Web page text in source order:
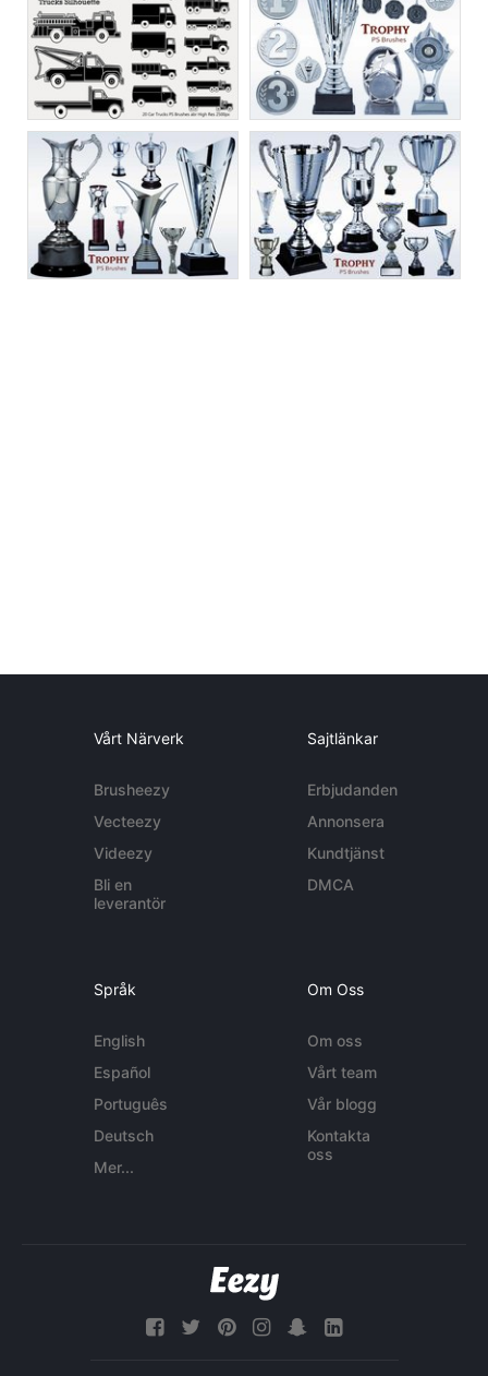
Vårt Närverk
Brusheezy
Vecteezy
Videezy
Bli en
leverantör
Sajtlänkar
Erbjudanden
Annonsera
Kundtjänst
DMCA
Språk
English
Español
Português
Deutsch
Mer...
Om Oss
Om oss
Vårt team
Vår blogg
Kontakta
oss